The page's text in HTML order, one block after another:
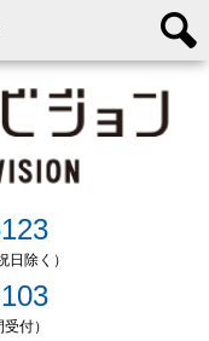
除く）
付）